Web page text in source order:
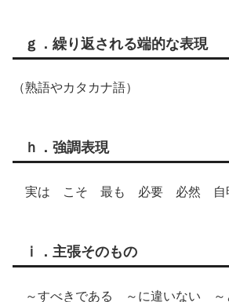
ｇ．繰り返される端的な表現
（熟語やカタカナ語）
ｈ．強調表現
実は こそ 最も 必要 必然 自
ⅰ．主張そのもの
～すべきである ～に違いない ～